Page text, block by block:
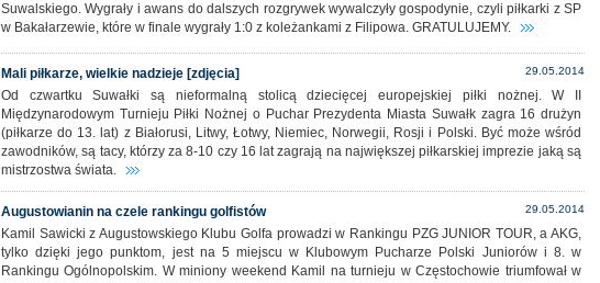
Suwalskiego. Wygrały i awans do dalszych rozgrywek wywalczyły gospodynie, czyli piłkarki z SP
w Bakałarzewie, które w finale wygrały 1:0 z koleżankami z Filipowa. GRATULUJEMY.
29.05.2014
Mali piłkarze, wielkie nadzieje [zdjęcia]
Od czwartku Suwałki są nieformalną stolicą dziecięcej europejskiej piłki nożnej. W II
Międzynarodowym Turnieju Piłki Nożnej o Puchar Prezydenta Miasta Suwałk zagra 16 drużyn
(piłkarze do 13. lat) z Białorusi, Litwy, Łotwy, Niemiec, Norwegii, Rosji i Polski. Być może wśród
zawodników, są tacy, którzy za 8-10 czy 16 lat zagrają na największej piłkarskiej imprezie jaką są
mistrzostwa świata.
29.05.2014
Augustowianin na czele rankingu golfistów
Kamil Sawicki z Augustowskiego Klubu Golfa prowadzi w Rankingu PZG JUNIOR TOUR, a AKG,
tylko dzięki jego punktom, jest na 5 miejscu w Klubowym Pucharze Polski Juniorów i 8. w
Rankingu Ogólnopolskim. W miniony weekend Kamil na turnieju w Częstochowie triumfował w